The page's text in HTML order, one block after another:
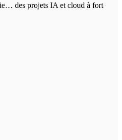
des projets IA et cloud à fort